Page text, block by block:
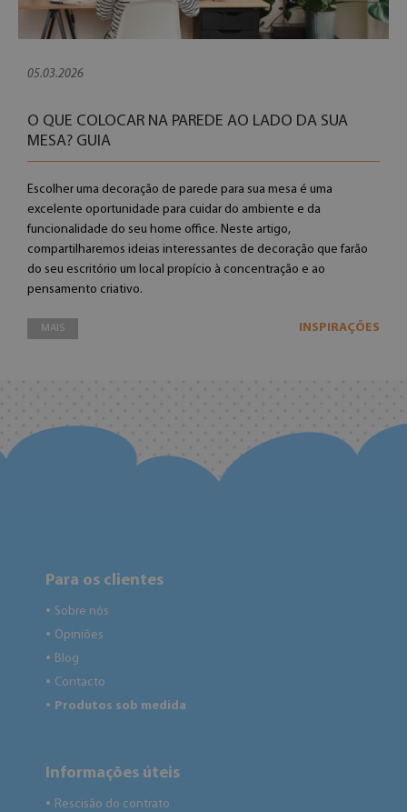
05.03.2026
O QUE COLOCAR NA PAREDE AO LADO DA SUA
MESA? GUIA
Escolher uma decoração de parede para sua mesa é uma
excelente oportunidade para cuidar do ambiente e da
funcionalidade do seu home office. Neste artigo,
compartilharemos ideias interessantes de decoração que farão
do seu escritório um local propício à concentração e ao
pensamento criativo.
MAIS INSPIRAÇÕES
Para os clientes
● Sobre nós
● Opiniões
● Blog
● Contacto
● Produtos sob medida
Informações úteis
● Rescisão do contrato